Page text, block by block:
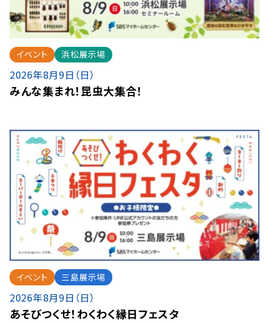
イベント 浜松展示場
2026年8月9日（日）
みんな集まれ！昆虫大集合！
イベント 三島展示場
2026年8月9日（日）
あそびつくせ！わくわく縁日フェスタ